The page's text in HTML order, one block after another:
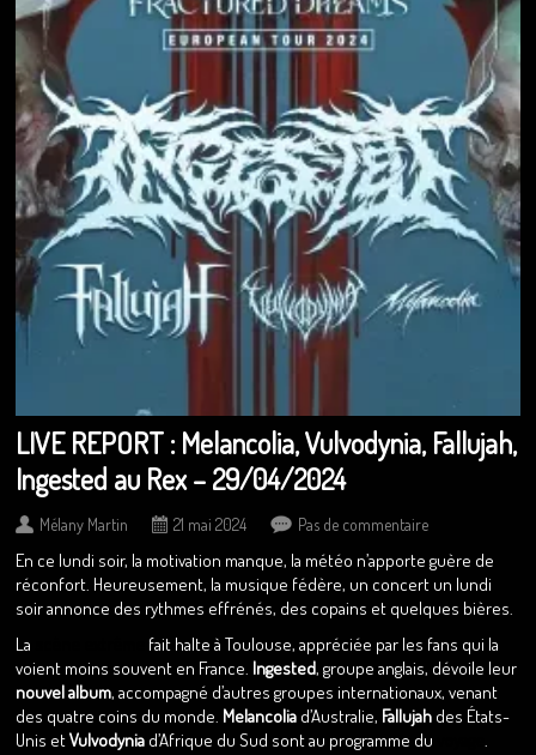
LIVE REPORT : Melancolia, Vulvodynia, Fallujah,
Ingested au Rex – 29/04/2024
Mélany Martin 21 mai 2024 Pas de commentaire
En ce lundi soir, la motivation manque, la météo n’apporte guère de
réconfort. Heureusement, la musique fédère, un concert un lundi
soir annonce des rythmes effrénés, des copains et quelques bières.
La
fait halte à Toulouse, appréciée par les fans qui la
voient moins souvent en France. Ingested, groupe anglais, dévoile leur
nouvel album, accompagné d’autres groupes internationaux, venant
des quatre coins du monde. Melancolia d’Australie, Fallujah des États-
Unis etVulvodynia d’Afrique du Sud sont au programme du voyage.